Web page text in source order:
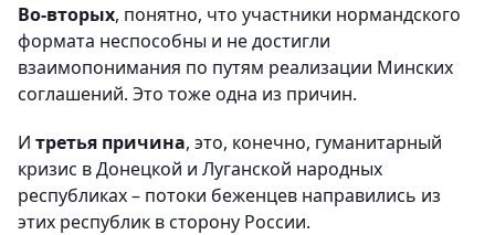
Во-вторых, понятно, что участники нормандского
формата неспособны и не достигли
взаимопонимания по путям реализации Минских
соглашений. Это тоже одна из причин.
И третья причина, это, конечно, гуманитарный
кризис в Донецкой и Луганской народных
республиках – потоки беженцев направились из
этих республик в сторону России.